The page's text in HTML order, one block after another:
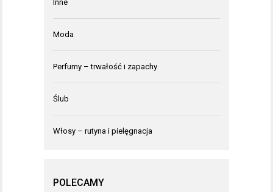
Inne
Moda
Perfumy – trwałość i zapachy
Ślub
Włosy – rutyna i pielęgnacja
POLECAMY